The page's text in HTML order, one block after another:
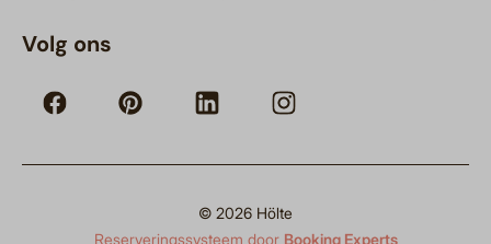
Volg ons
© 2026 Hölte
Reserveringssysteem door Booking Experts